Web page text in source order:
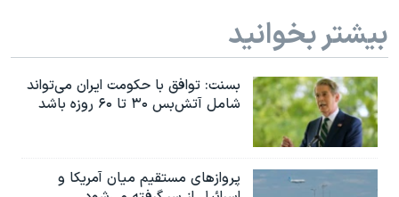
بیشتر بخوانید
بسنت: توافق با حکومت ایران می‌تواند
شامل آتش‌بس ۳۰ تا ۶۰ روزه باشد
پروازهای مستقیم میان آمریکا و